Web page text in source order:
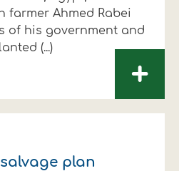
farmer Ahmed Rabei
of his government and
(...)
+
plan